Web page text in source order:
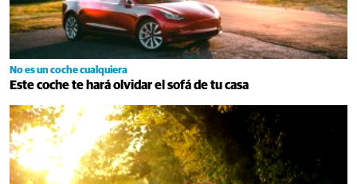
No es un coche cualquiera
Este coche te hará olvidar el sofá de tu casa